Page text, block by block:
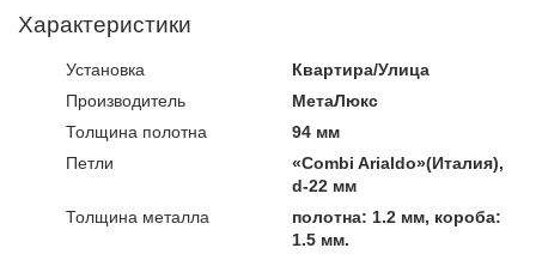
Характеристики
Установка
Квартира/Улица
Производитель
МетаЛюкс
Толщина полотна
94 мм
Петли
«Combi Arialdo»(Италия),
d-22 мм
Толщина металла
полотна: 1.2 мм, короба:
1.5 мм.